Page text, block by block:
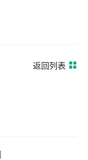
返回列表